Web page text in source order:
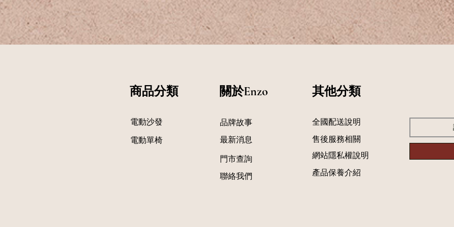
關於Enzo
商品分類
品牌故事
最新消息
門市查詢
聯絡我們
電動沙發
​電動單椅
​其他分類
​全國配送說明
售後服務相關
網站隱私權說明
產品保養介紹